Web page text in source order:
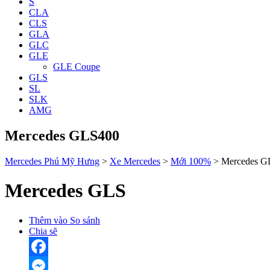
CLA
CLS
GLA
GLC
GLE
GLE Coupe
GLS
SL
SLK
AMG
Mercedes GLS400
Mercedes Phú Mỹ Hưng > Xe Mercedes > Mới 100% > Mercedes
Mercedes GLS
Thêm vào So sánh
Chia sẽ
Facebook